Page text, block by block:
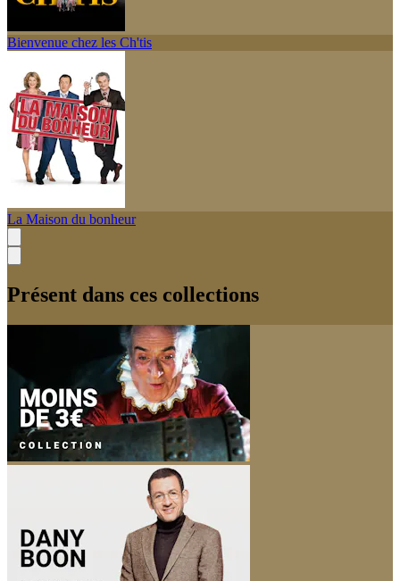
Bienvenue chez les Ch'tis
La Maison du bonheur
Présent dans ces collections